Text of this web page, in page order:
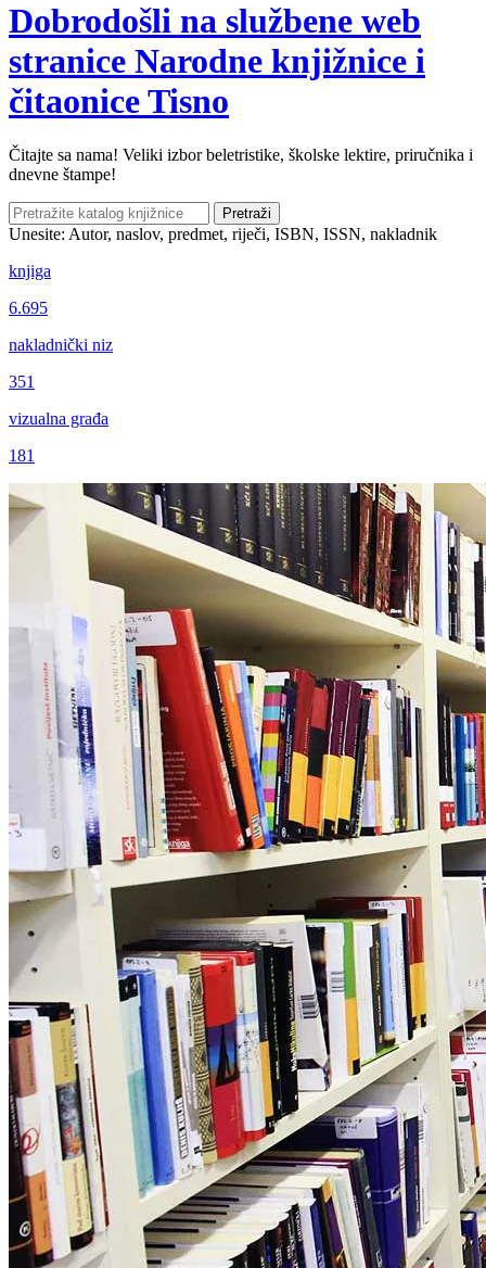
Dobrodošli na službene web
stranice Narodne knjižnice i
čitaonice Tisno
Čitajte sa nama! Veliki izbor beletristike, školske lektire, priručnika i
dnevne štampe!
Pretraži
Unesite: Autor, naslov, predmet, riječi, ISBN, ISSN, nakladnik
knjiga
6.695
nakladnički niz
351
vizualna građa
181